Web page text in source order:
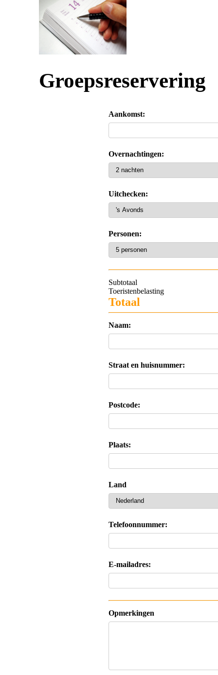
Groepsreservering
Aankomst:
Overnachtingen:
Uitchecken:
Personen:
Subtotaal
Toeristenbelasting
Totaal
Naam:
Straat en huisnummer:
Postcode:
Plaats:
Land
Telefoonnummer:
E-mailadres:
Opmerkingen